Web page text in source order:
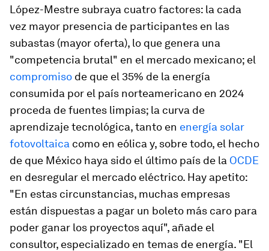
López-Mestre subraya cuatro factores: la cada
vez mayor presencia de participantes en las
subastas (mayor oferta), lo que genera una
"competencia brutal" en el mercado mexicano; el
compromiso de que el 35% de la energía
consumida por el país norteamericano en 2024
proceda de fuentes limpias; la curva de
aprendizaje tecnológica, tanto en energía solar
fotovoltaica como en eólica y, sobre todo, el hecho
de que México haya sido el último país de la OCDE
en desregular el mercado eléctrico. Hay apetito:
"En estas circunstancias, muchas empresas
están dispuestas a pagar un boleto más caro para
poder ganar los proyectos aquí", añade el
consultor, especializado en temas de energía. "El